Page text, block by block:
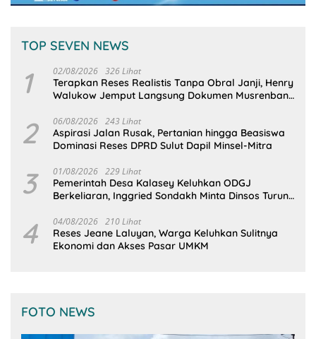
TOP SEVEN NEWS
1 02/08/2026 326 Lihat
Terapkan Reses Realistis Tanpa Obral Janji, Henry
Walukow Jemput Langsung Dokumen Musrenbang
2 06/08/2026 243 Lihat
Aspirasi Jalan Rusak, Pertanian hingga Beasiswa
Dominasi Reses DPRD Sulut Dapil Minsel-Mitra
3 01/08/2026 229 Lihat
Pemerintah Desa Kalasey Keluhkan ODGJ
Berkeliaran, Inggried Sondakh Minta Dinsos Turun
4 04/08/2026 210 Lihat
Reses Jeane Laluyan, Warga Keluhkan Sulitnya
Ekonomi dan Akses Pasar UMKM
FOTO NEWS